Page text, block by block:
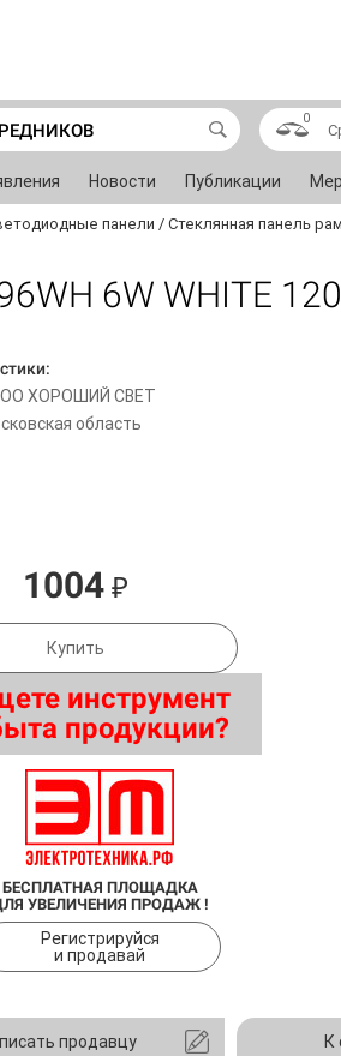
0
Новости Публикации
панели / Стеклянная панель
6W WHITE
ХОРОШИЙ СВЕТ
область
1004 ₽
Купить
инструмент
продукции?
БЕСПЛАТНАЯ ПЛОЩАДКА
УВЕЛИЧЕНИЯ ПРОДАЖ !
Регистрируйся
и продавай
продавцу К